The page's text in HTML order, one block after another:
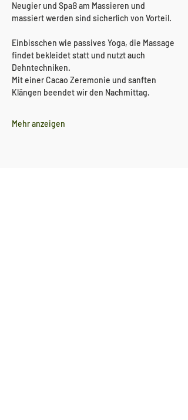
Neugier und Spaß am Massieren und
massiert werden sind sicherlich von Vorteil.
Einbisschen wie passives Yoga, die Massage
findet bekleidet statt und nutzt auch
Dehntechniken.
Mit einer Cacao Zeremonie und sanften
Klängen beendet wir den Nachmittag.
Mehr anzeigen